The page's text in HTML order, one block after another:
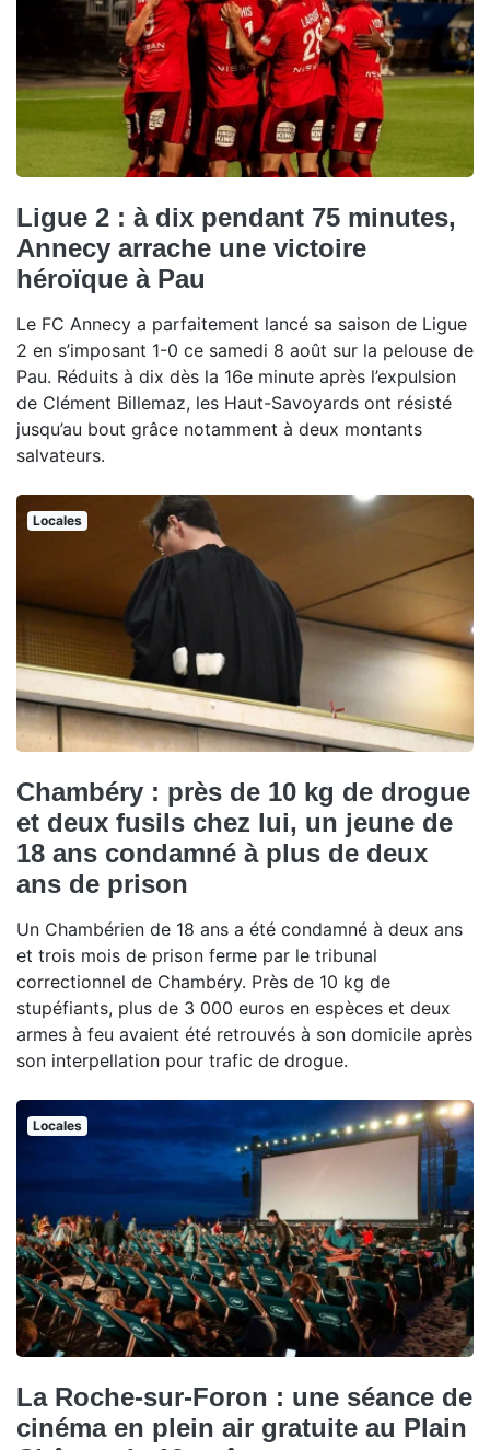
Ligue 2 : à dix pendant 75 minutes,
Annecy arrache une victoire
héroïque à Pau
Le FC Annecy a parfaitement lancé sa saison de Ligue
2 en s’imposant 1-0 ce samedi 8 août sur la pelouse de
Pau. Réduits à dix dès la 16e minute après l’expulsion
de Clément Billemaz, les Haut-Savoyards ont résisté
jusqu’au bout grâce notamment à deux montants
salvateurs.
Locales
Chambéry : près de 10 kg de drogue
et deux fusils chez lui, un jeune de
18 ans condamné à plus de deux
ans de prison
Un Chambérien de 18 ans a été condamné à deux ans
et trois mois de prison ferme par le tribunal
correctionnel de Chambéry. Près de 10 kg de
stupéfiants, plus de 3 000 euros en espèces et deux
armes à feu avaient été retrouvés à son domicile après
son interpellation pour trafic de drogue.
Locales
La Roche-sur-Foron : une séance de
cinéma en plein air gratuite au Plain